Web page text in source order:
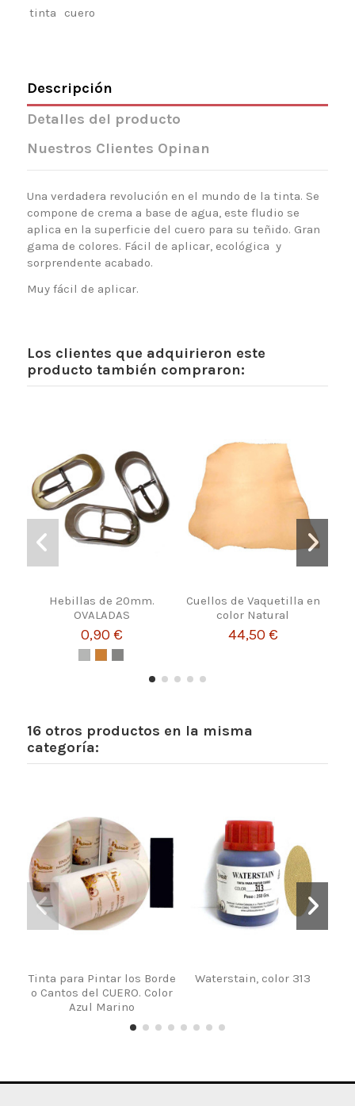
tinta cuero
Descripción
Detalles del producto
Nuestros Clientes Opinan
Una verdadera revolución en el mundo de la tinta. Se
compone de crema a base de agua, este fludio se
aplica en la superficie del cuero para su teñido. Gran
gama de colores. Fácil de aplicar, ecológica y
sorprendente acabado.
Muy fácil de aplicar.
Los clientes que adquirieron este
producto también compraron:
Hebillas de 20mm.
OVALADAS
0,90 €
Cuellos de Vaquetilla en
color Natural
44,50 €
16 otros productos en la misma
categoría:
Tinta para Pintar los Borde
o Cantos del CUERO. Color
Azul Marino
Waterstain, color 313